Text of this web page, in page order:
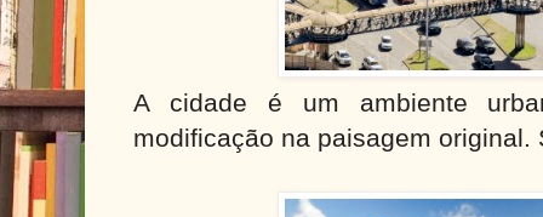
A cidade é um ambiente
modificação na paisagem original.